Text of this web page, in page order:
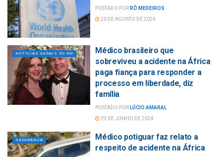
POSTADO POR RÔ MEDEIROS
20 DE AGOSTO DE 2024
NOTÍCIAS GERAIS DO RN
Médico brasileiro que
sobreviveu a acidente na África
paga fiança para responder a
processo em liberdade, diz
família
POSTADO POR LÚCIO AMARAL
29 DE JUNHO DE 2024
SEGURANÇA
Médico potiguar faz relato a
respeito de acidente na África